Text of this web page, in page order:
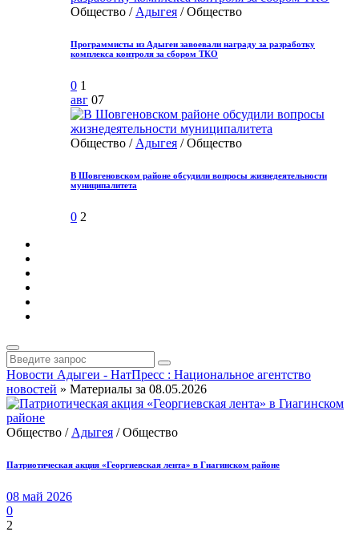
Общество / Адыгея / Общество
Программисты из Адыгеи завоевали награду за разработку
комплекса контроля за сбором ТКО
0 1
авг 07
Общество / Адыгея / Общество
В Шовгеновском районе обсудили вопросы жизнедеятельности
муниципалитета
0 2
Новости Адыгеи - НатПресс : Национальное агентство
новостей » Материалы за 08.05.2026
Общество / Адыгея / Общество
Патриотическая акция «Георгиевская лента» в Гиагинском районе
08 май 2026
0
2